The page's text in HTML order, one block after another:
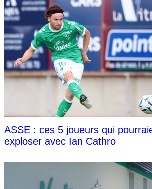
ASSE : ces 5 joueurs qui
exploser avec Ian Cathro